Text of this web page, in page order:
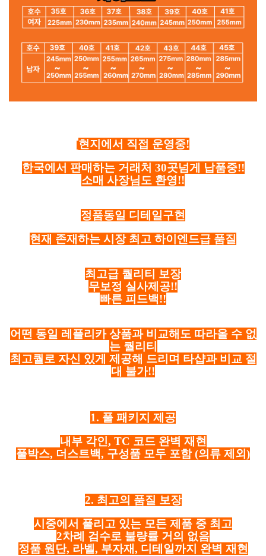
현지에서 직접 운영중!
한국에서 판매하는 거래처 30곳넘게 납품중!!
소매 사장님도 환영!!
정품동일 디테일구현
현재 존재하는 시장 최고 하이엔드급 품질
최고급 퀄리티 보장
무보정 실사제공!!
빠른 피드백!!
어떤 동일 레플리카 상품과 비교해도 따라올 수 없
는 퀄리티
최고퀄로 자신 있게 제공해 드리며 타샵과 비교 절
대 불가!!
1. 풀 패키지 제공
내부 각인, TC 코드 완벽 재현
풀박스, 더스트백, 구성품 모두 포함 (의류 제외)
2. 최고의 품질 보장
시중에서 풀리고 있는 모든 제품 중 최고
2차례 검수로 불량률 거의 없음
정품 원단, 라벨, 부자재, 디테일까지 완벽 재현